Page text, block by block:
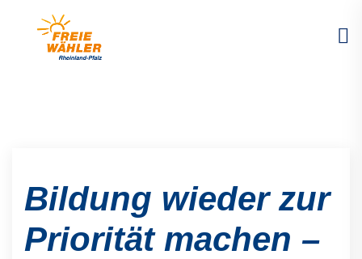
Bildung wieder zur
Priorität machen –